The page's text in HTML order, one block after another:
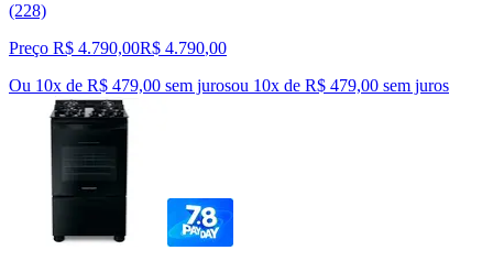
(228)
Preço R$ 4.790,00R$ 4.790,00
Ou 10x de R$ 479,00 sem jurosou 10x de R$ 479,00 sem juros